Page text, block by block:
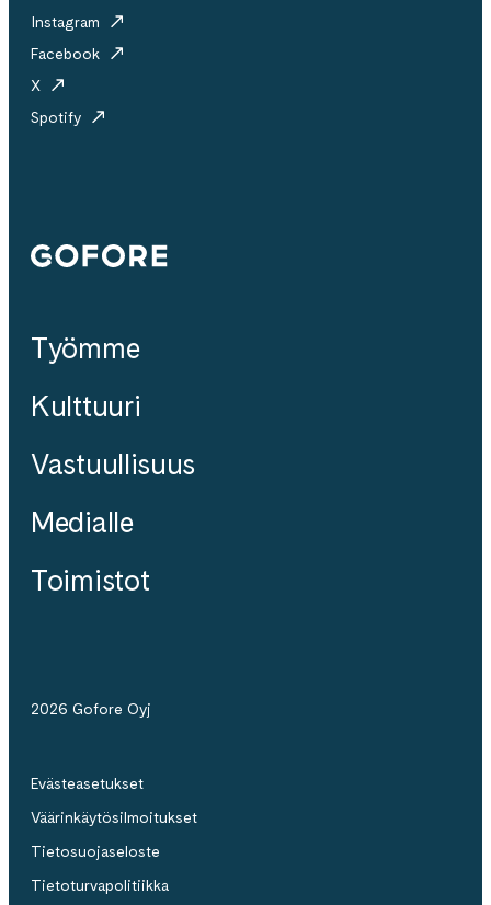
Instagram
Facebook
X
Spotify
Gofore
Työmme
Kulttuuri
Vastuullisuus
Medialle
Toimistot
2026 Gofore Oyj
Evästeasetukset
Väärinkäytösilmoitukset
Tietosuojaseloste
Tietoturvapolitiikka